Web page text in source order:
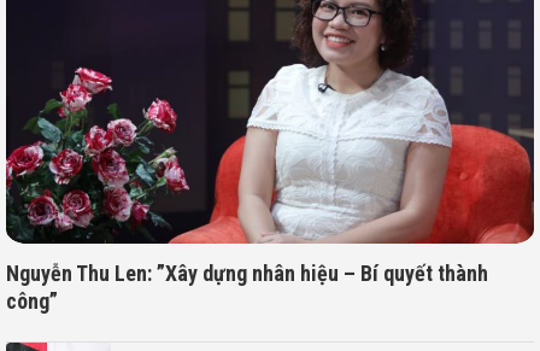
Nguyễn Thu Len: ”Xây dựng nhân hiệu – Bí quyết thành
công”